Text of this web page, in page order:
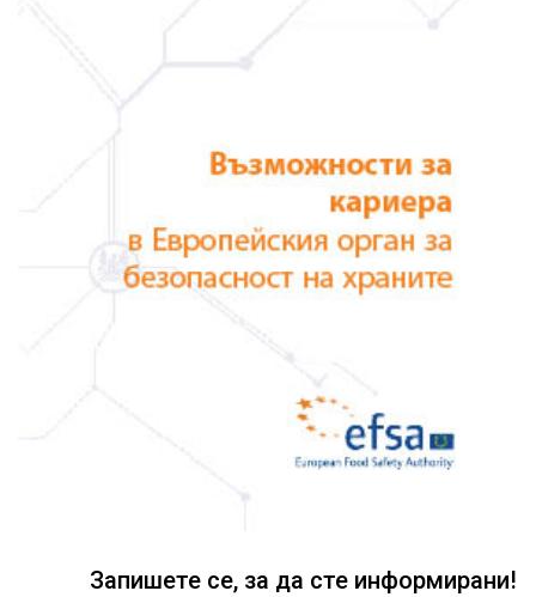
Запишете се, за да сте информирани!